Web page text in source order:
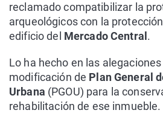
reclamado compatibilizar la
arqueológicos con la
edificio del Mercado Central .
Lo ha hecho en las
modificación de Plan General
Urbana (PGOU) para la
rehabilitación de ese inmueble.